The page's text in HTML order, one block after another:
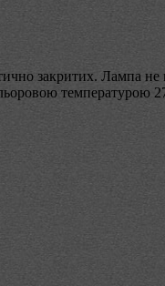
закритих. Лампа